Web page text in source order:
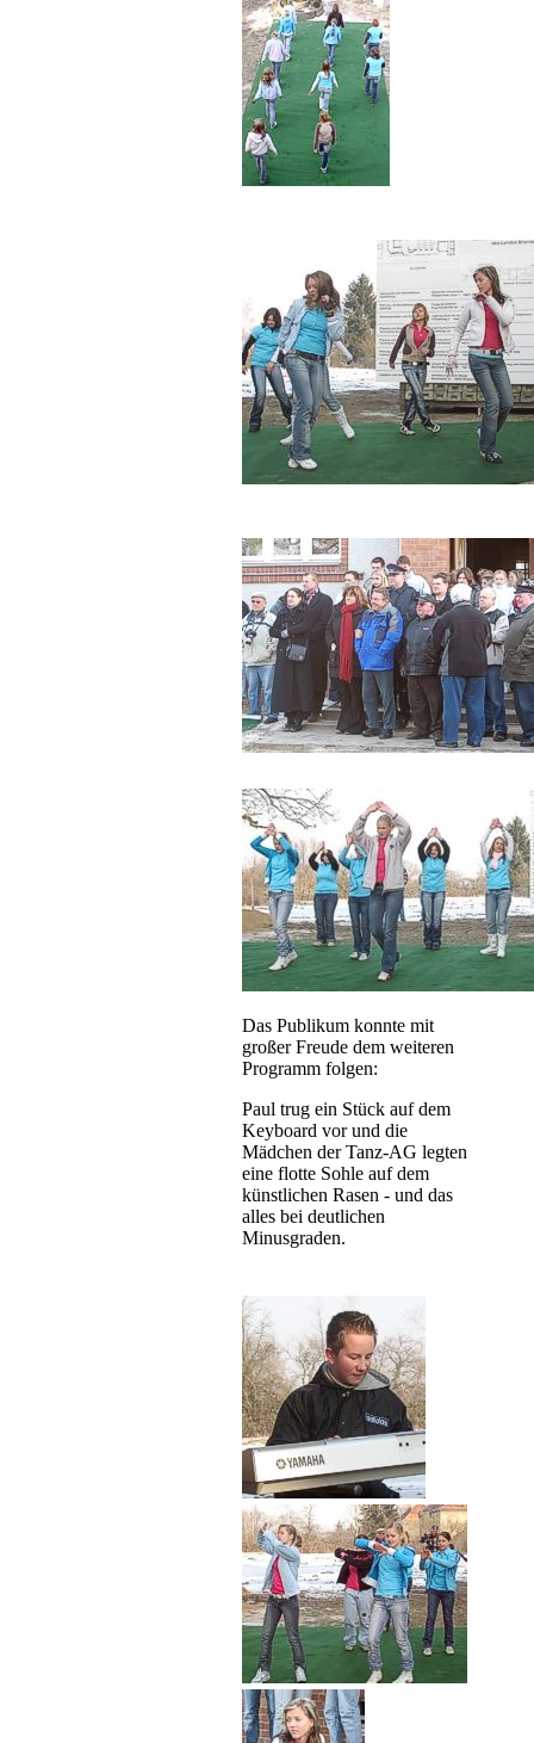
Das Publikum konnte mit
großer Freude dem weiteren
Programm folgen:
Paul trug ein Stück auf dem
Keyboard vor und die
Mädchen der Tanz-AG legten
eine flotte Sohle auf dem
künstlichen Rasen - und das
alles bei deutlichen
Minusgraden.